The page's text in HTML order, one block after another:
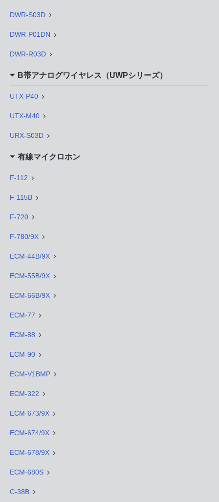
DWR-S03D
DWR-P01DN
DWR-R03D
B帯アナログワイヤレス（UWPシリーズ）
UTX-P40
UTX-M40
URX-S03D
有線マイクロホン
F-112
F-115B
F-720
F-780/9X
ECM-44B/9X
ECM-55B/9X
ECM-66B/9X
ECM-77
ECM-88
ECM-90
ECM-V1BMP
ECM-322
ECM-673/9X
ECM-674/9X
ECM-678/9X
ECM-680S
C-38B